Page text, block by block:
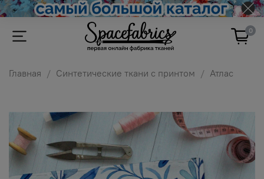
0
Главная Синтетические ткани с принтом Атлас